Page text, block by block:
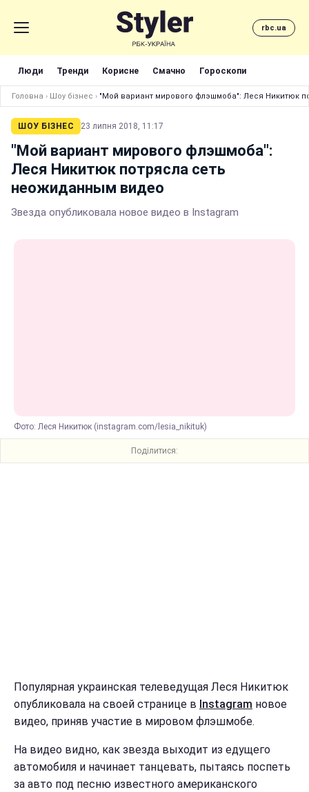
rbc.ua
Люди Тренди Корисне Смачно Гороскопи
Головна › Шоу бізнес › "Мой вариант мирового флэшмоба": Леся Никитюк
ШОУ БІЗНЕС 23 липня 2018, 11:17
"Мой вариант мирового флэшмоба":
Леся Никитюк потрясла сеть
неожиданным видео
Звезда опубликовала новое видео в Instagram
Фото: Леся Никитюк (instagram.com/lesia_nikituk)
Поділитися:
Популярная украинская телеведущая Леся Никитюк
опубликовала на своей странице в Instagram новое
видео, приняв участие в мировом флэшмобе.
На видео видно, как звезда выходит из едущего
автомобиля и начинает танцевать, пытаясь поспеть
за авто под песню известного американского